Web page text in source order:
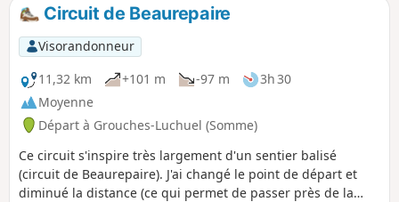
Circuit de Beaurepaire
Visorandonneur
11,32 km
+101 m -97 m
3h 30
Moyenne
Départ à Grouches-Luchuel (Somme)
Ce circuit s'inspire très largement d'un sentier balisé
(circuit de Beaurepaire). J'ai changé le point de départ et
diminué la distance (ce qui permet de passer près de la